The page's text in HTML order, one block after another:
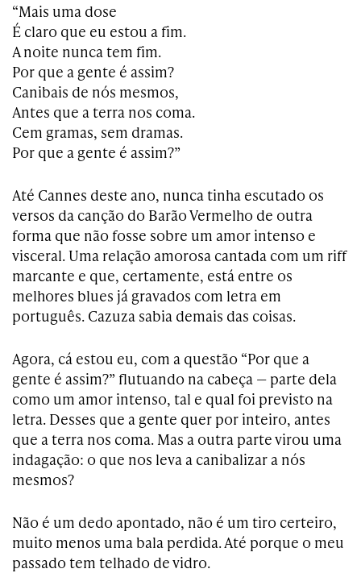
“Mais uma dose
É claro que eu estou a fim.
A noite nunca tem fim.
Por que a gente é assim?
Canibais de nós mesmos,
Antes que a terra nos coma.
Cem gramas, sem dramas.
Por que a gente é assim?”
Até Cannes deste ano, nunca tinha escutado os
versos da canção do Barão Vermelho de outra
forma que não fosse sobre um amor intenso e
visceral. Uma relação amorosa cantada com um riff
marcante e que, certamente, está entre os
melhores blues já gravados com letra em
português. Cazuza sabia demais das coisas.
Agora, cá estou eu, com a questão “Por que a
gente é assim?” flutuando na cabeça — parte dela
como um amor intenso, tal e qual foi previsto na
letra. Desses que a gente quer por inteiro, antes
que a terra nos coma. Mas a outra parte virou uma
indagação: o que nos leva a canibalizar a nós
mesmos?
Não é um dedo apontado, não é um tiro certeiro,
muito menos uma bala perdida. Até porque o meu
passado tem telhado de vidro.